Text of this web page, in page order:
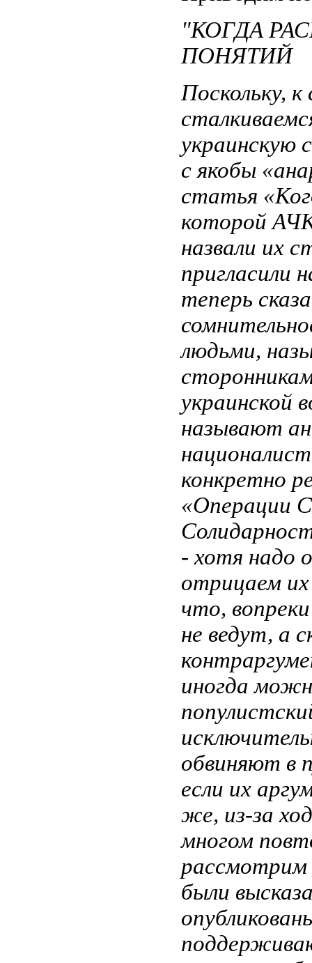
"КОГДА
ПОНЯТИЙ
Поскольку,
украинскую
с якобы
статья
которой
назвали их
пригласили
теперь
людьми,
украинской
называют
конкретно
«Операции
- хотя надо
отрицаем их
что,
не ведут, а
иногда
обвиняют в
если их
же, из-за
многом
рассмотрим
были